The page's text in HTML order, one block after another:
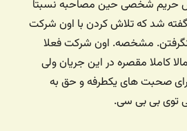
حریم شخصی حین مصاحبه نسبتا
شد که تلاش کردن با اون شرکت
مشخصه. اون شرکت فعلا
کاملا مقصره در این جریان ولی
صحبت های یکطرفه و حق به
توی بی بی سی.